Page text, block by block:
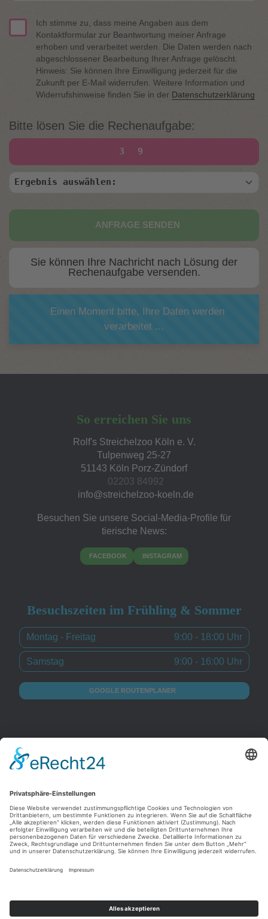
Ich stimme zu, dass meine Angaben aus dem
Kontaktformular zur Beantwortung meiner Anfrage
erhoben und verarbeitet werden. Die Daten werden nach
abgeschlossener Bearbeitung Ihrer Anfrage gelöscht.
Hinweis: Sie können Ihre Einwilligung jederzeit für die
Zukunft per E-Mail widerrufen. Weitere Information und
Widerrufshinweise finden Sie in der Datenschutzerklärung
Bitte lösen Sie die Rechenaufgabe:
3 9
ANFRAGE SENDEN
Sie können Ihre Nachricht nach Lösung der
Rechenaufgabe versenden.
Einen Moment bitte, Ihre Daten werden
verarbeitet ...
So erreichen Sie uns
Rolf's Streichelzoo Köln e. V.
Tulpenweg 25-27
51143 Köln Porz-Zündorf
02203 84992
Besuchen Sie unsere Social-Media-Profile für
tierische News:
FACEBOOK INSTAGRAM
Besuchszeiten im Frühling & Sommer
Montag - Freitag 9:00 - 18:00 Uhr
Samstag 9:00 - 16:00 Uhr
GOOGLE ROUTENPLANER
Gerrit Bender DESIGN – Websites, Grafikdesign und
Fotografie aus Köln.